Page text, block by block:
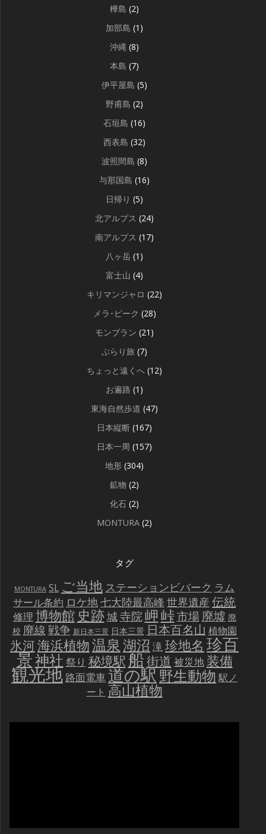
樺島 (2)
加部島 (1)
沖縄 (8)
本島 (7)
伊平屋島 (5)
野甫島 (2)
石垣島 (16)
西表島 (32)
波照間島 (8)
与那国島 (16)
日帰り (5)
北アルプス (24)
南アルプス (17)
八ヶ岳 (1)
富士山 (4)
キリマンジャロ (22)
メラ･ピーク (28)
モンブラン (21)
ぶらり旅 (7)
ちょっと遠くへ (12)
お遍路 (1)
東海自然歩道 (47)
日本縦断 (167)
日本一周 (157)
地形 (304)
鉱物 (2)
化石 (2)
MONTURA (2)
タグ
MONTURA SL ご当地 ステーションビバーク ラム
サール条約 ロケ地七大陸最高峰 世界遺産 伝統
修理 博物館 史跡城寺院岬峠市場 廃墟 廃
校 廃線戦争 新日本三景 日本三景 日本百名山 植物園
氷河海浜植物温泉湖沼 滝珍地名 珍百
景神社 祭り 秘境駅船街道 被災地 装備
観光地 路面電車道の駅野生動物 駅ノ
ート 高山植物